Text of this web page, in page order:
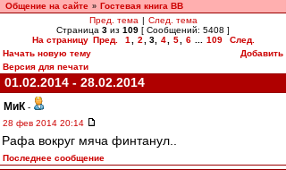
Общение на сайте » Гостевая книга ВВ
Пред. тема | След. тема
Страница 3 из 109 [ Сообщений: 5408 ]
На страницу Пред. 1 2 3, 4 5 6 109
След.
Начать новую тему
Добавить
Версия для печати
01.02.2014 - 28.02.2014
МиК -
28 фев 2014 20:14
Рафа вокруг мяча финтанул..
Последнее сообщение